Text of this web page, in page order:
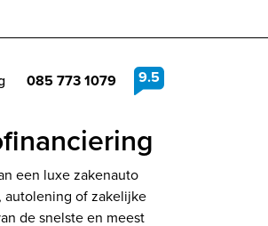
9.5
085 773 1079
een luxe zakenauto
autolening of zakelijke
de snelste en meest